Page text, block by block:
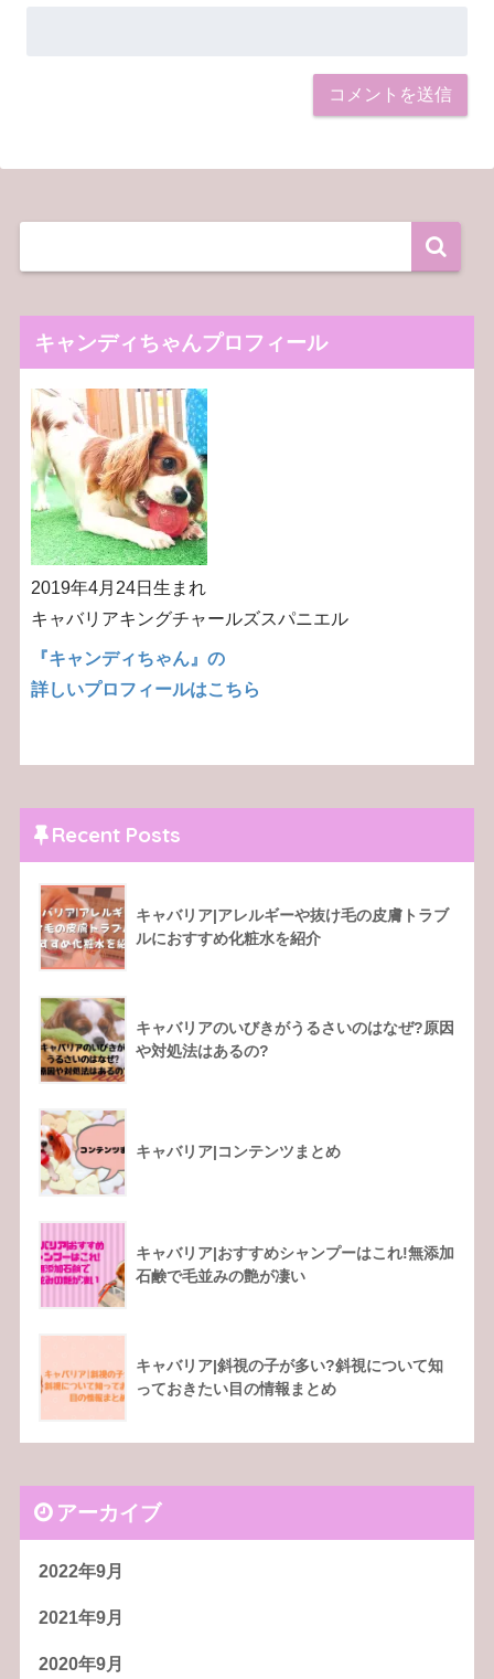
キャンディちゃんプロフィール
2019年4月24日生まれ
キャバリアキングチャールズスパニエル
『キャンディちゃん』の
詳しいプロフィールはこちら
Recent Posts
キャバリア|アレルギーや抜け毛の皮膚トラブ
ルにおすすめ化粧水を紹介
キャバリアのいびきがうるさいのはなぜ?原因
や対処法はあるの?
キャバリア|コンテンツまとめ
キャバリア|おすすめシャンプーはこれ!無添加
石鹸で毛並みの艶が凄い
キャバリア|斜視の子が多い?斜視について知
っておきたい目の情報まとめ
アーカイブ
2022年9月
2021年9月
2020年9月